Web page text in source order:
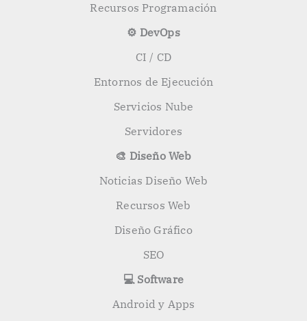
Recursos Programación
⚙️ DevOps
CI / CD
Entornos de Ejecución
Servicios Nube
Servidores
🎨 Diseño Web
Noticias Diseño Web
Recursos Web
Diseño Gráfico
SEO
💻 Software
Android y Apps